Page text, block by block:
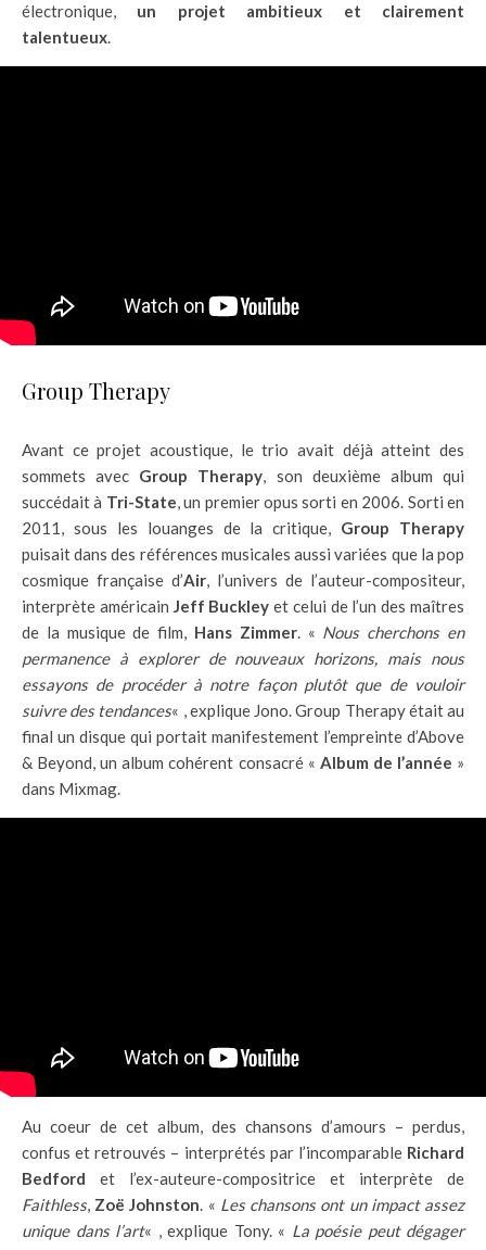
électronique, un projet ambitieux et clairement
talentueux.
Group Therapy
Avant ce projet acoustique, le trio avait déjà atteint des
sommets avec Group Therapy, son deuxième album qui
succédait à Tri-State, un premier opus sorti en 2006. Sorti en
2011, sous les louanges de la critique, Group Therapy
puisait dans des références musicales aussi variées que la pop
cosmique française d’Air, l’univers de l’auteur-compositeur,
interprète américain Jeff Buckley et celui de l’un des maîtres
de la musique de film, Hans Zimmer. « Nous cherchons en
permanence à explorer de nouveaux horizons, mais nous
essayons de procéder à notre façon plutôt que de vouloir
suivre des tendances« , explique Jono. Group Therapy était au
final un disque qui portait manifestement l’empreinte d’Above
& Beyond, un album cohérent consacré « Album de l’année »
dans Mixmag.
Au coeur de cet album, des chansons d’amours – perdus,
confus et retrouvés – interprétés par l’incomparable Richard
Bedford et l’ex-auteure-compositrice et interprète de
Faithless, Zoë Johnston. « Les chansons ont un impact assez
unique dans l’art« , explique Tony. « La poésie peut dégager